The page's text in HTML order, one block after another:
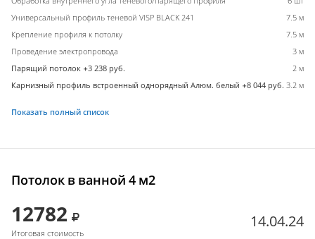
Универсальный профиль теневой VISP BLACK 241
7.5 м
Крепление профиля к потолку
7.5 м
Проведение электропровода
3 м
Парящий потолок +3 238 руб.
2 м
Карнизный профиль встроенный однорядный Алюм. белый +8 044 руб. 3.2 м
Показать полный список
Потолок в ванной 4 м2
12782
Итоговая стоимость
14.04.24